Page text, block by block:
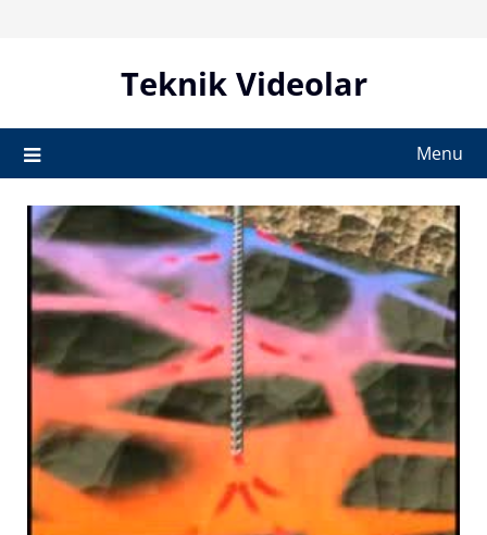
Teknik Videolar
Menu